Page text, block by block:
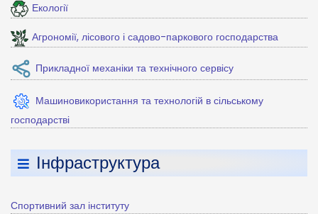
Екології
Агрономії, лісового і садово-паркового господарства
Прикладної механіки та технічного сервісу
Машиновикористання та технологій в сільському
господарстві
Інфраструктура
Спортивний зал інституту